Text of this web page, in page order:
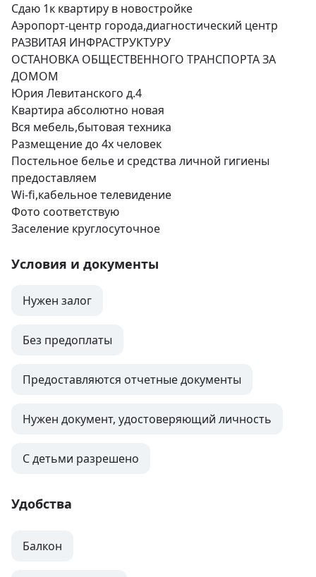
Сдаю 1к квартиру в новостройке
Аэропорт-центр города,диагностический центр
РАЗВИТАЯ ИНФРАСТРУКТУРУ
ОСТАНОВКА ОБЩЕСТВЕННОГО ТРАНСПОРТА ЗА
ДОМОМ
Юрия Левитанского д.4
Квартира абсолютно новая
Вся мебель,бытовая техника
Размещение до 4х человек
Постельное белье и средства личной гигиены
предоставляем
Wi-fi,кабельное телевидение
Фото соответствую
Заселение круглосуточное
Условия и документы
Нужен залог
Без предоплаты
Предоставляются отчетные документы
Нужен документ, удостоверяющий личность
С детьми разрешено
Удобства
Балкон